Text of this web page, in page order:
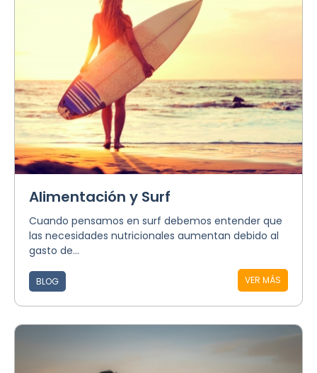
Alimentación y Surf
Cuando pensamos en surf debemos entender que
las necesidades nutricionales aumentan debido al
gasto de...
VER MÁS
BLOG